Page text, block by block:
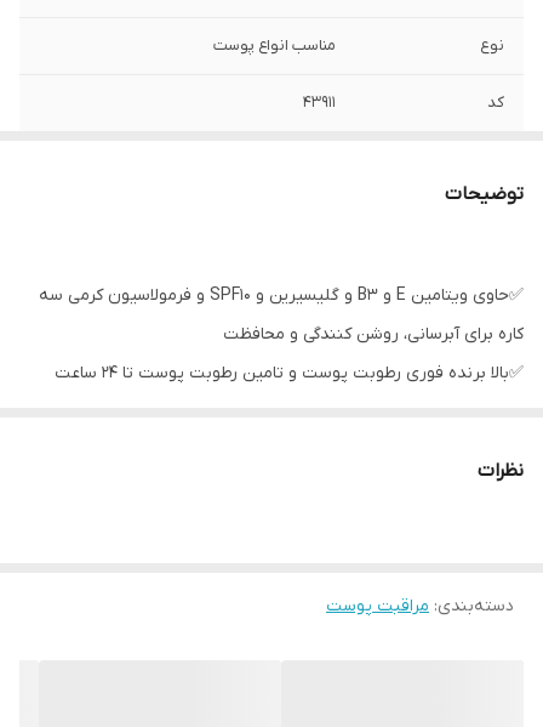
نوع مناسب انواع پوست
کد ۴۳۹۱۱
توضیحات
✅حاوی ویتامین E و B3 و گلیسیرین و SPF10 و فرمولاسیون کرمی سه
کاره برای آبرسانی، روشن کنندگی و محافظت
✅بالا برنده فوری رطوبت پوست و تامین رطوبت پوست تا 24 ساعت
نظرات
دسته‌بندی: مراقبت پوست